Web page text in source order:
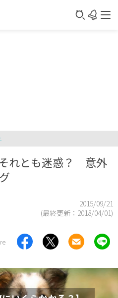
れとも迷惑？ 意外
2015/09/21
(最終更新： 2018/04/01)